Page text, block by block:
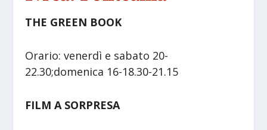
THE GREEN BOOK
Orario: venerdì e sabato 20-
22.30;domenica 16-18.30-21.15
FILM A SORPRESA